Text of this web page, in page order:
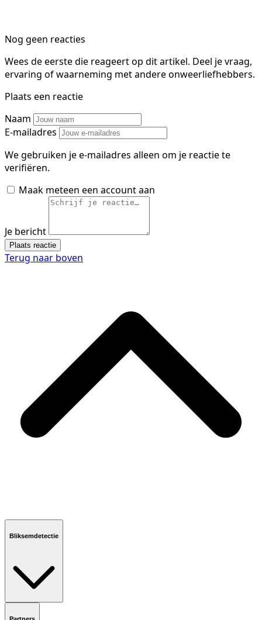
Nog geen reacties
Wees de eerste die reageert op dit artikel. Deel je vraag,
ervaring of waarneming met andere onweerliefhebbers.
Plaats een reactie
Naam
E-mailadres
We gebruiken je e-mailadres alleen om je reactie te
verifiëren.
Maak meteen een account aan
Je bericht
Plaats reactie
Terug naar boven
Bliksemdetectie